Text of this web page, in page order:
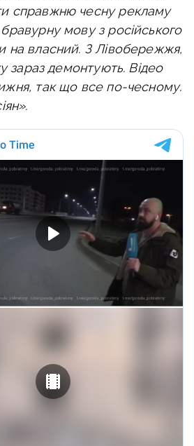
справжню чесну рекламу
мову з російського
на власний. З Лівобережжя,
зараз демонтують. Відео
так що все по-чесному.